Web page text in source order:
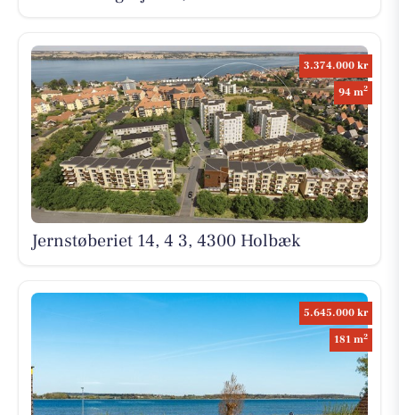
3.374.000 kr
94 m2
Jernstøberiet 14, 4 3, 4300 Holbæk
5.645.000 kr
181 m2